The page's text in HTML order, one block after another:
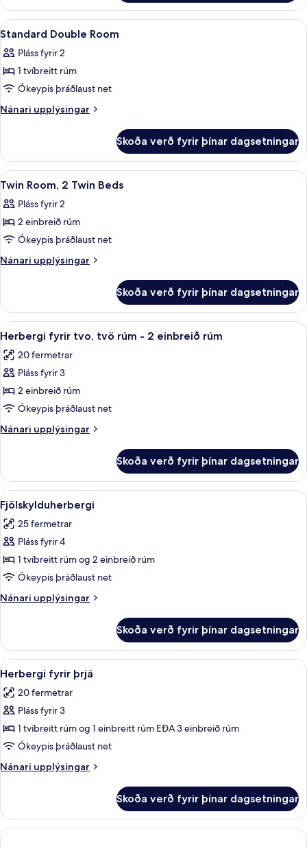
með
tvíbreiðu
rúmi
Skoða
allar
myndir
fyrir
Standard
Double
Öryggishólf í herbergi, skrifborð,
4
Standard Double Room
Pláss fyrir 2
1 tvíbreitt rúm
Ókeypis þráðlaust net
Nánari upplýsingar
Nánari
Double
Room
Skoða verð fyrir þínar dagsetningar
Skoða
allar
myndir
fyrir
Twin
Room,
Beds
Öryggishólf í herbergi, skrifborð,
4
Twin Room, 2 Twin Beds
Pláss fyrir 2
2 einbreið rúm
Ókeypis þráðlaust net
Nánari upplýsingar
Nánari
Room,
Twin
Skoða verð fyrir þínar dagsetningar
Skoða
allar
myndir
fyrir
Herbergi
fyrir
tvo,
tvö
-
einbreið
rúm
Öryggishólf í herbergi, skrifborð,
4
Herbergi fyrir tvo, tvö rúm - 2 einbreið rúm
20 fermetrar
Pláss fyrir 3
2 einbreið rúm
Ókeypis þráðlaust net
Nánari upplýsingar
Nánari
fyrir
tvo,
tvö
rúm
2
rúm
Skoða verð fyrir þínar dagsetningar
Skoða
allar
myndir
fyrir
Fjölskylduherbergi
Öryggishólf í herbergi, skrifborð,
4
Fjölskylduherbergi
25 fermetrar
Pláss fyrir 4
1 tvíbreitt rúm og 2 einbreið rúm
Ókeypis þráðlaust net
Nánari upplýsingar
Nánari
Skoða verð fyrir þínar dagsetningar
Skoða
allar
myndir
fyrir
Herbergi
fyrir
þrjá
Öryggishólf í herbergi, skrifborð,
4
Herbergi fyrir þrjá
20 fermetrar
Pláss fyrir 3
1 tvíbreitt rúm og 1 einbreitt rúm EÐA 3 einbreið rúm
Ókeypis þráðlaust net
Nánari upplýsingar
Nánari
fyrir
þrjá
Skoða verð fyrir þínar dagsetningar